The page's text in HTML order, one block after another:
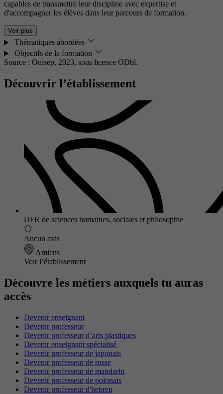
capables de transmettre leur discipline avec expertise et
d'accompagner les élèves dans leur parcours de formation.
Voir plus
Thématiques abordées
Objectifs de la formation
Source : Onisep, 2023, sous licence ODbl.
Découvrir l’établissement
UFR de sciences humaines, sociales et philosophie
Aucun avis
Amiens
Voir l’établissement
Découvre les métiers auxquels tu auras
accès
Devenir enseignant
Devenir professeur
Devenir professeur d’arts plastiques
Devenir enseignant spécialisé
Devenir professeur de japonais
Devenir professeur de russe
Devenir professeur de mandarin
Devenir professeur de polonais
Devenir professeur d'hebreu